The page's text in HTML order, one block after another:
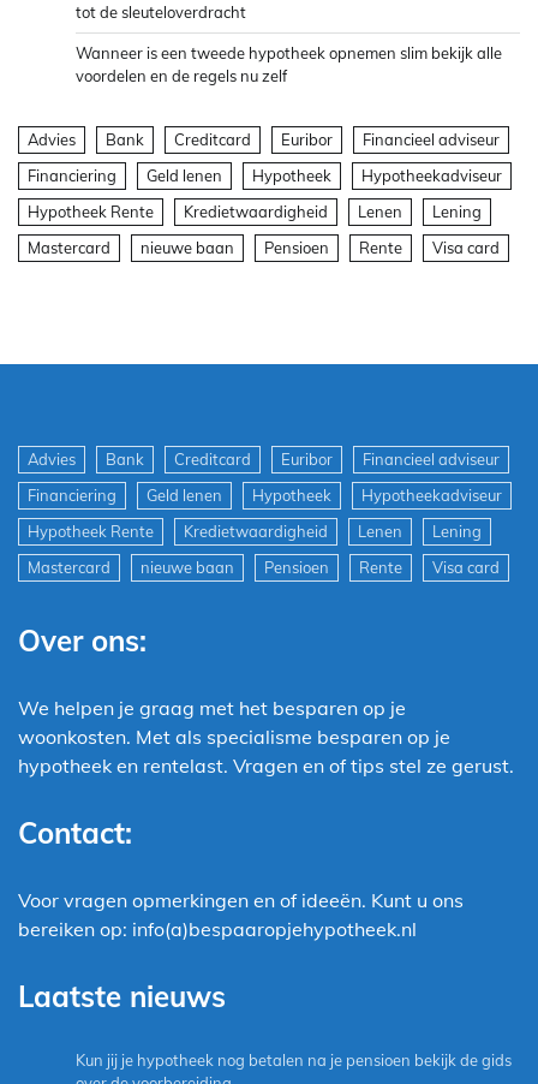
tot de sleuteloverdracht
Wanneer is een tweede hypotheek opnemen slim bekijk alle
voordelen en de regels nu zelf
Advies Bank Creditcard Euribor
Financieel adviseur
Financiering
Geld lenen Hypotheek
Hypotheekadviseur
Hypotheek Rente
Kredietwaardigheid Lenen
Lening
Mastercard
nieuwe baan Pensioen Rente Visa card
Advies Bank Creditcard Euribor
Financieel adviseur
Financiering
Geld lenen Hypotheek
Hypotheekadviseur
Hypotheek Rente
Kredietwaardigheid Lenen
Lening
Mastercard
nieuwe baan Pensioen Rente Visa card
Over ons:
We helpen je graag met het besparen op je
woonkosten. Met als specialisme besparen op je
hypotheek en rentelast. Vragen en of tips stel ze gerust.
Contact:
Voor vragen opmerkingen en of ideeën. Kunt u ons
bereiken op: info(a)bespaaropjehypotheek.nl
Laatste nieuws
Kun jij je hypotheek nog betalen na je pensioen bekijk de gids